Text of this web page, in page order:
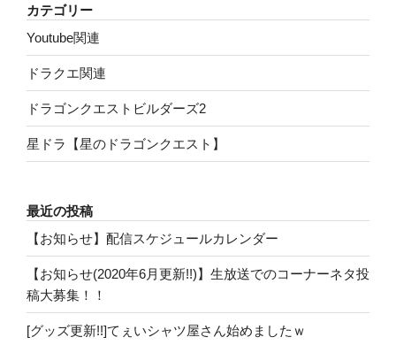
カテゴリー
Youtube関連
ドラクエ関連
ドラゴンクエストビルダーズ2
星ドラ【星のドラゴンクエスト】
最近の投稿
【お知らせ】配信スケジュールカレンダー
【お知らせ(2020年6月更新!!)】生放送でのコーナーネタ投
稿大募集！！
[グッズ更新!!]てぇいシャツ屋さん始めましたｗ